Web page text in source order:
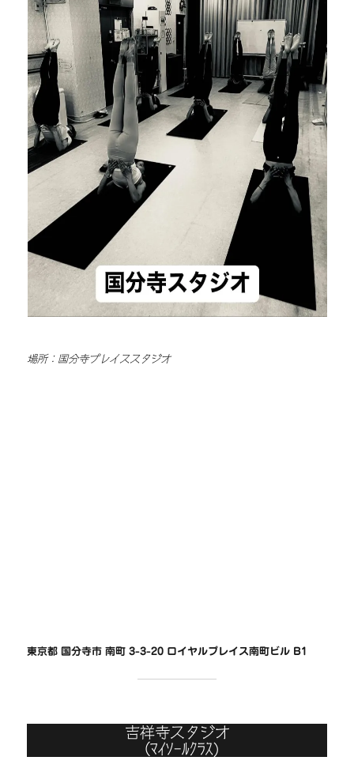
場所：国分寺プレイススタジオ
東京都 国分寺市 南町 3-3-20 ロイヤルプレイス南町ビル B1
吉祥寺スタジオ
（ﾏｲｿｰﾙｸﾗｽ)